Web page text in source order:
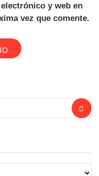
y web en
vez que comente.